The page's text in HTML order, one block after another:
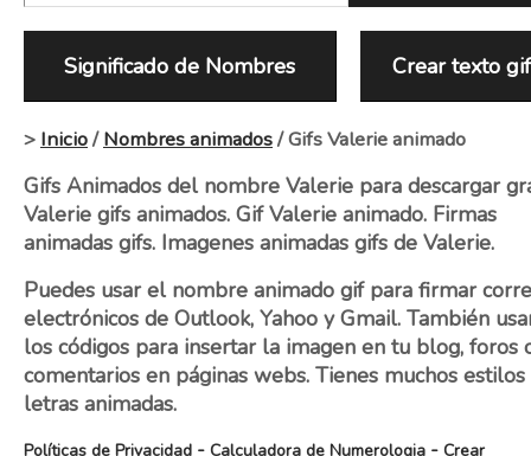
Significado de Nombres Crear texto gif
> Inicio/Nombres animados/ Gifs Valerie animado
Gifs Animados del nombre Valerie para descargar
Valerie gifs animados. Gif Valerie animado. Firmas
animadas gifs. Imagenes animadas gifs de Valerie.
Puedes usar el nombre animado gif para firmar
electrónicos de Outlook, Yahoo y Gmail. También
los códigos para insertar la imagen en tu blog, foros
comentarios en páginas webs. Tienes muchos estilos
letras animadas.
Políticas de Privacidad - Calculadora de Numerologia - Crear